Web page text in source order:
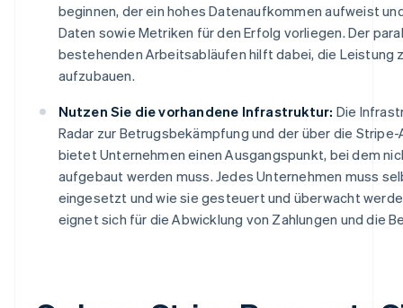
beginnen, der ein hohes Datenaufkommen aufweist
Daten sowie Metriken für den Erfolg vorliegen. Der
bestehenden Arbeitsabläufen hilft dabei, die Leistung
aufzubauen.
Nutzen Sie die vorhandene Infrastruktur: Die
Radar zur Betrugsbekämpfung und der über die
bietet Unternehmen einen Ausgangspunkt, bei dem
aufgebaut werden muss. Jedes Unternehmen muss
eingesetzt und wie sie gesteuert und überwacht
eignet sich für die Abwicklung von Zahlungen und die